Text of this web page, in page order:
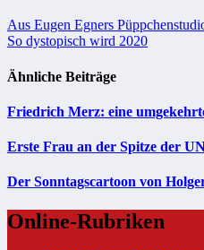
Beitragsnavigation
Aus Eugen Egners
So dystopisch wird 2020
Ähnliche Beiträge
Friedrich Merz: eine
Erste Frau an der Spitze der
Der Sonntagscartoon von
Online-Rubriken